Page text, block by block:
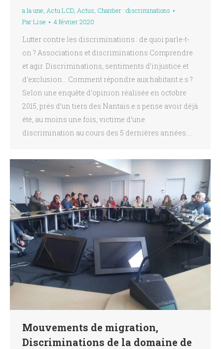
a la une, Actu LCD, Actus, Chantier : discriminations
ParLise 4 février 2020
Lutter contre les discriminations : de quoi parle-t-
on ? Associations et discriminations Comprendre
et agir. Discriminations, sentiments d’injustice et
d’exclusion… Comment répondre aux habitant.e.s ?
Selon une enquête d’opinion réalisée en octobre
2015, près d’un tiers des Nantais.e.s pense avoir déjà
été, au moins une fois, victime d’une
discrimination au cours des 5 dernières années.…
Mouvements de migration,
Discriminations de la domaine de